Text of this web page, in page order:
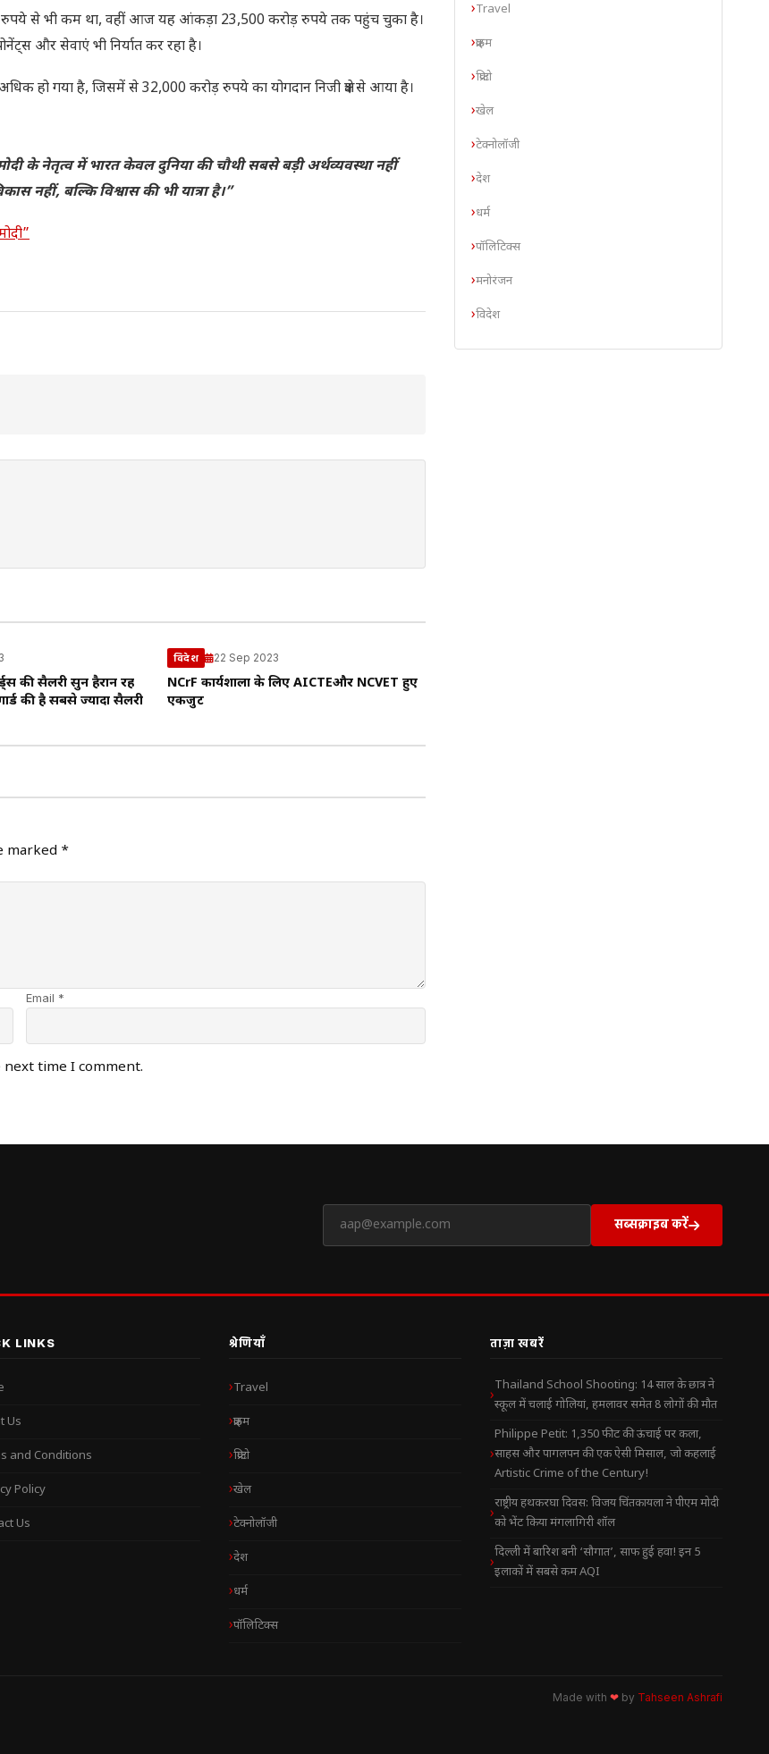
रुपये से भी कम था, वहीं आज यह आंकड़ा 23,500 करोड़ रुपये तक पहुंच चुका है।
और सेवाएं भी निर्यात कर रहा है।
हो गया है, जिसमें से 32,000 करोड़ रुपये का योगदान निजी क्षेत्र से आया है।
मोदी के नेतृत्व में भारत केवल दुनिया की चौथी सबसे बड़ी अर्थव्यवस्था नहीं
नहीं, बल्कि विश्वास की भी यात्रा है।”
की सैलरी सुन हैरान रह
की है सबसे ज्यादा सैलरी
विदेश 22 Sep 2023
NCrF कार्यशाला के लिए AICTEऔर NCVET हुए
एकजुट
marked *
Email *
time I comment.
Travel
क्राइम
क्रिप्टो
खेल
टेक्नोलॉजी
देश
धर्म
पॉलिटिक्स
मनोरंजन
विदेश
सब्सक्राइब करें
LINKS
Us
and Conditions
Policy
Us
श्रेणियाँ
Travel
क्राइम
क्रिप्टो
खेल
टेक्नोलॉजी
देश
धर्म
पॉलिटिक्स
ताज़ा खबरें
Thailand School Shooting: 14 साल के छात्र ने
स्कूल में चलाई गोलियां, हमलावर समेत 8 लोगों की मौत
Philippe Petit: 1,350 फीट की ऊंचाई पर कला,
साहस और पागलपन की एक ऐसी मिसाल, जो कहलाई
Artistic Crime of the Century!
राष्ट्रीय हथकरघा दिवस: विजय चिंतकायला ने पीएम मोदी
को भेंट किया मंगलागिरी शॉल
दिल्ली में बारिश बनी ‘सौगात’, साफ हुई हवा! इन 5
इलाकों में सबसे कम AQI
Made with ❤ by Tahseen Ashrafi